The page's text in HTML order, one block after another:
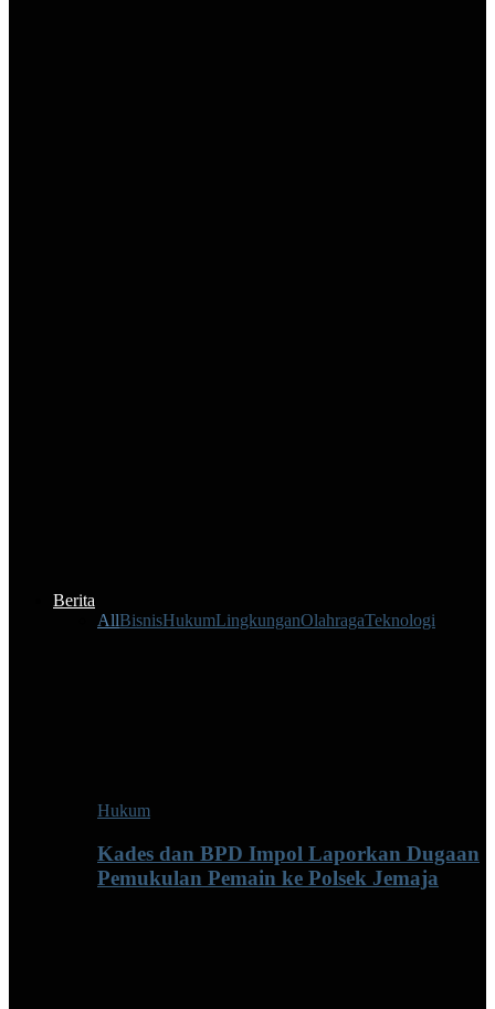
Berita
AllBisnisHukumLingkunganOlahragaTeknologi
Hukum
Kades dan BPD Impol Laporkan Dugaan
Pemukulan Pemain ke Polsek Jemaja